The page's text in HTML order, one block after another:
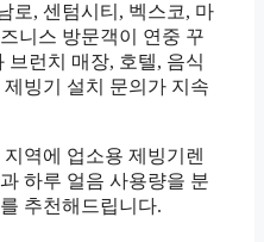
로, 센텀시티, 벡스코, 마
니스 방문객이 연중 꾸
브런치 매장, 호텔, 음식
빙기 설치 문의가 지속
역에 업소용 제빙기렌
하루 얼음 사용량을 분
추천해드립니다.